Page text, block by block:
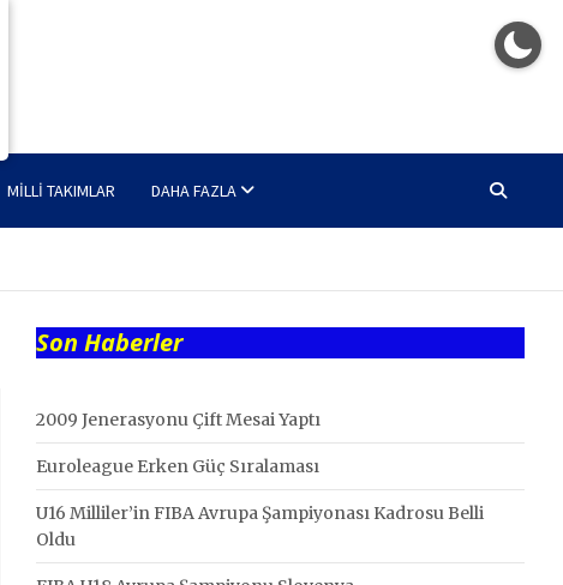
MILLI TAKIMLAR DAHA FAZLA
Son Haberler
2009 Jenerasyonu Çift Mesai Yaptı
Euroleague Erken Güç Sıralaması
U16 Milliler’in FIBA Avrupa Şampiyonası Kadrosu Belli
Oldu